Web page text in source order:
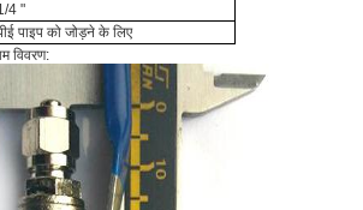
4 "
पाइप को जोड़ने के लिए
विवरण: